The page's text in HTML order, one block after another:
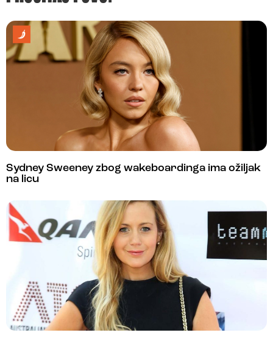
Sydney Sweeney zbog wakeboardinga ima ožiljak
na licu